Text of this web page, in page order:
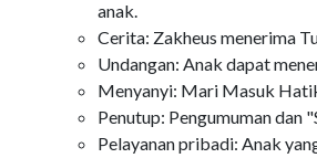
anak.
Cerita: Zakheus menerima
Undangan: Anak dapat
Menyanyi: Mari Masuk
Penutup: Pengumuman dan
Pelayanan pribadi: Anak